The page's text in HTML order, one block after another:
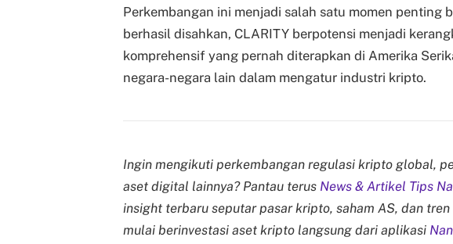
Perkembangan ini menjadi salah satu momen penting
berhasil disahkan, CLARITY berpotensi menjadi
komprehensif yang pernah diterapkan di Amerika
negara-negara lain dalam mengatur industri kripto.
Ingin mengikuti perkembangan regulasi kripto global,
aset digital lainnya? Pantau terus News & Artikel Tips
insight terbaru seputar pasar kripto, saham AS, dan
mulai berinvestasi aset kripto langsung dari aplikasi